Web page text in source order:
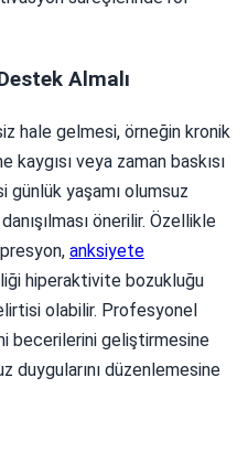
Almalı
hale gelmesi, örneğin kronik
veya zaman baskısı
günlük yaşamı olumsuz
danışılması önerilir. Özellikle
anksiyete
hiperaktivite bozukluğu
olabilir. Profesyonel
becerilerini geliştirmesine
duygularını düzenlemesine